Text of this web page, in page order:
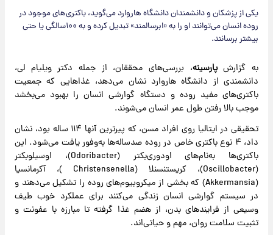
یکی از پزشکان و دانشمندان دانشگاه هاروارد می‌گوید، باکتری‌های موجود در
روده انسان می‌توانند او را به «ابرسالمند» تبدیل کرده و به ۱۰۰سالگی یا حتی
بیشتر برسانند.
به گزارشپارسینه، بررسی‌های محققان، از جمله دکتر ویلیام لی،
دانشمندی از دانشگاه هاروارد نشان می‌دهد، غذاهایی که جمعیت
باکتری‌های مفید روده و دستگاه گوارشی انسان را بهبود می‌بخشد
موجب بالا رفتن طول عمر انسان می‌شوند.
تحقیقی در ایتالیا روی افراد مسن، که پیرترین آنها ۱۱۴ ساله بود،‌ نشان
داد، ۴ نوع باکتری خاص در روده صدساله‌ها به‌وفور یافت می‌شود. این
باکتری‌ها به‌نام‌های اودوری‌بکتر (Odoribacter)، اوسیلوبکتر
(Oscillobacter)، کریستنسنلا (Christensenella )، آکرمانسیا
(Akkermansia) که بخشی از میکروبیوم‌های روده را تشکیل می‌دهند و
در سیستم گوارشی‌ انسان زندگی می‌کنند برای عملکرد خوب طیف
وسیعی از فرایندهای بدن، از هضم غذا گرفته تا مبارزه با عفونت و
تثبیت سلامت روان، مهم و حیاتی‌اند.